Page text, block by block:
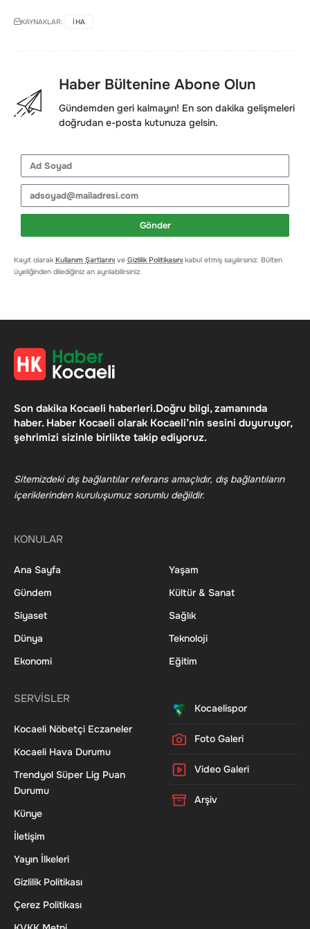
KAYNAKLAR: IHA
Haber Bültenine Abone Olun
Gündemden geri kalmayın! En son dakika gelişmeleri
doğrudan e-posta kutunuza gelsin.
Gönder
Kayıt olarak Kullanım Şartlarını ve Gizlilik Politikasını kabul etmiş sayılırsınız. Bülten
üyeliğinden dilediğiniz an ayrılabilirsiniz.
Son dakika Kocaeli haberleri.Doğru bilgi, zamanında
haber. Haber Kocaeli olarak Kocaeli’nin sesini duyuruyor,
şehrimizi sizinle birlikte takip ediyoruz.
Sitemizdeki dış bağlantılar referans amaçlıdır, dış bağlantıların
içeriklerinden kuruluşumuz sorumlu değildir.
KONULAR
Ana Sayfa
Gündem
Siyaset
Dünya
Ekonomi
Yaşam
Kültür & Sanat
Sağlık
Teknoloji
Eğitim
SERVİSLER
Kocaeli Nöbetçi Eczaneler
Kocaeli Hava Durumu
Trendyol Süper Lig Puan
Durumu
Künye
İletişim
Yayın İlkeleri
Gizlilik Politikası
Çerez Politikası
Kocaelispor
Foto Galeri
Video Galeri
Arşiv